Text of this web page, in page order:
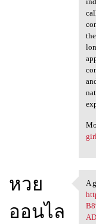
หวย
ออนไล
A
A